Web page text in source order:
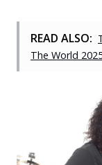
READ ALSO:
The World